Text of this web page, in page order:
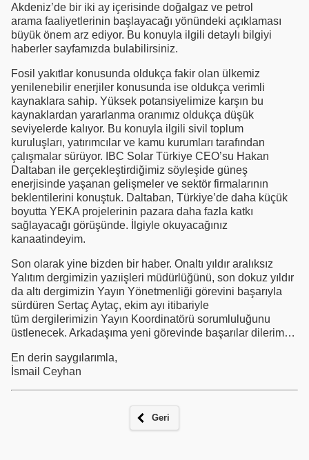
Akdeniz’de bir iki ay içerisinde doğalgaz ve petrol
arama faaliyetlerinin başlayacağı yönündeki açıklaması
büyük önem arz ediyor. Bu konuyla ilgili detaylı bilgiyi
haberler sayfamızda bulabilirsiniz.
Fosil yakıtlar konusunda oldukça fakir olan ülkemiz
yenilenebilir enerjiler konusunda ise oldukça verimli
kaynaklara sahip. Yüksek potansiyelimize karşın bu
kaynaklardan yararlanma oranımız oldukça düşük
seviyelerde kalıyor. Bu konuyla ilgili sivil toplum
kuruluşları, yatırımcılar ve kamu kurumları tarafından
çalışmalar sürüyor. IBC Solar Türkiye CEO’su Hakan
Daltaban ile gerçekleştirdiğimiz söyleşide güneş
enerjisinde yaşanan gelişmeler ve sektör firmalarının
beklentilerini konuştuk. Daltaban, Türkiye’de daha küçük
boyutta YEKA projelerinin pazara daha fazla katkı
sağlayacağı görüşünde. İlgiyle okuyacağınız
kanaatindeyim.
Son olarak yine bizden bir haber. Onaltı yıldır aralıksız
Yalıtım dergimizin yazıişleri müdürlüğünü, son dokuz yıldır
da altı dergimizin Yayın Yönetmenliği görevini başarıyla
sürdüren Sertaç Aytaç, ekim ayı itibariyle
tüm dergilerimizin Yayın Koordinatörü sorumluluğunu
üstlenecek. Arkadaşıma yeni görevinde başarılar dilerim…
En derin saygılarımla,
İsmail Ceyhan
Geri